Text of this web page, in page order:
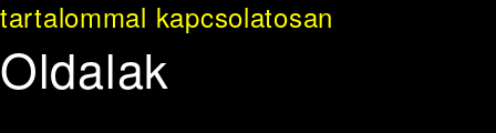
tartalommal kapcsolatosan
Oldalak